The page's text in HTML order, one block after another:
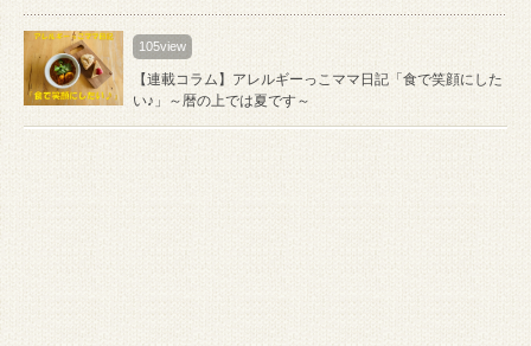
105view
【連載コラム】アレルギーっこママ日記「食で笑顔にした
い♪」～暦の上では夏です～